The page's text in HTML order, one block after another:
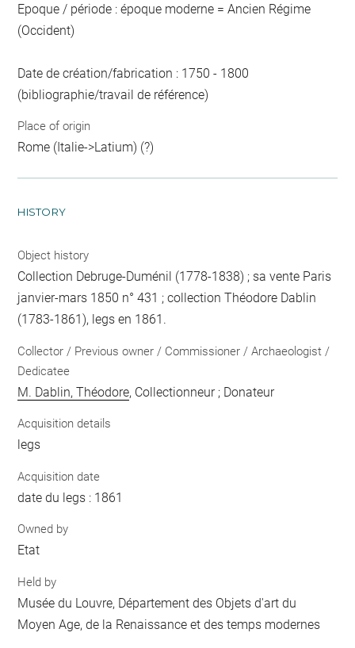
Epoque / période : époque moderne = Ancien Régime
(Occident)
Date de création/fabrication : 1750 - 1800
(bibliographie/travail de référence)
Place of origin
Rome (Italie->Latium) (?)
HISTORY
Object history
Collection Debruge-Duménil (1778-1838) ; sa vente Paris
janvier-mars 1850 n° 431 ; collection Théodore Dablin
(1783-1861), legs en 1861.
Collector / Previous owner / Commissioner / Archaeologist /
Dedicatee
M. Dablin, Théodore, Collectionneur ; Donateur
Acquisition details
legs
Acquisition date
date du legs : 1861
Owned by
Etat
Held by
Musée du Louvre, Département des Objets d'art du
Moyen Age, de la Renaissance et des temps modernes